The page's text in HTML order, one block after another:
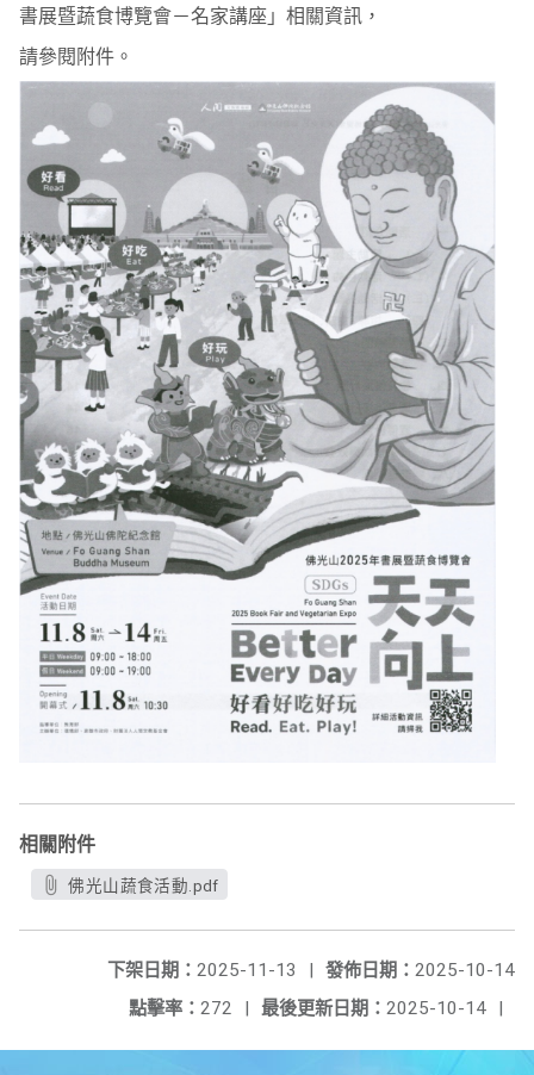
書展暨蔬食博覽會－名家講座」相關資訊，
請參閱附件。
相關附件
佛光山蔬食活動.pdf
發佈日期： 2025-10-14
下架日期： 2025-11-13
|
最後更新日期： 2025-10-14 |
點擊率： 272 |